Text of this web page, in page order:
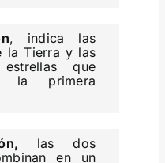
, indica las
la Tierra y las
que
la primera
las dos
en un